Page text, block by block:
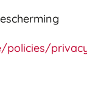
policies/